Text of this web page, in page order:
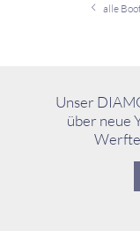
alle
Unser
über neue